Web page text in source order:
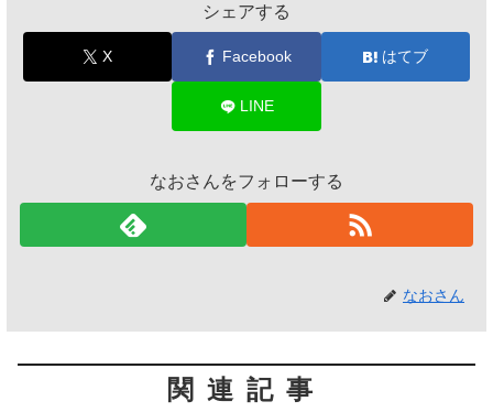
シェアする
X Facebook はてブ
LINE
なおさんをフォローする
なおさん
関連記事